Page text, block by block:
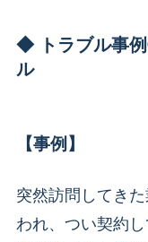
◆ トラブル事
ル
【事例】
突然訪問してき
われ、つい契約